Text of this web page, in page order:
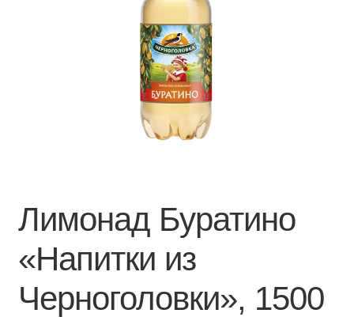
Лимонад Буратино
«Напитки из
Черноголовки», 1500